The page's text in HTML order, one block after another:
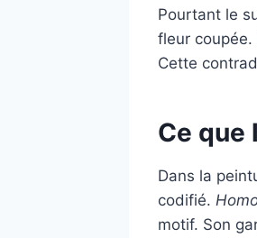
Pourtant le
fleur coupée.
Cette
Ce que
Dans la
codifié.
motif. Son